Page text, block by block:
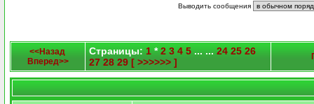
Выводить сообщения
<<Назад
Вперед>>
Страницы: 1 *2 3 4 5 ... ... 24 25 26
27 28 29 [ >>>>>> ]